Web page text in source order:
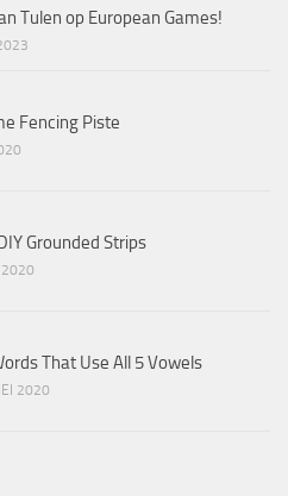
Tulen op European Games!
Fencing Piste
Grounded Strips
2020
That Use All 5 Vowels
2020